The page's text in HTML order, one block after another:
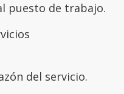
puesto de trabajo.
del servicio.